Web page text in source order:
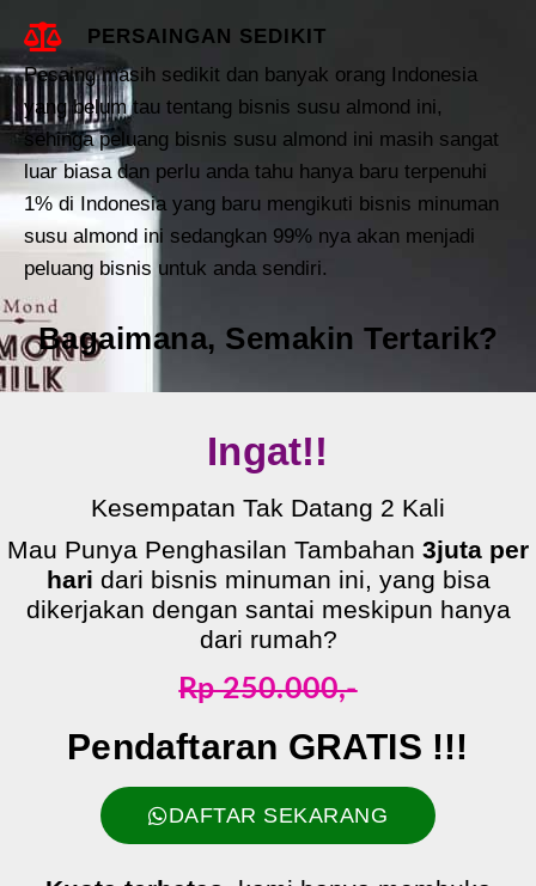
PERSAINGAN SEDIKIT
Pesaing masih sedikit dan banyak orang Indonesia
yang belum tau tentang bisnis susu almond ini,
sehinga peluang bisnis susu almond ini masih sangat
luar biasa dan perlu anda tahu hanya baru terpenuhi
1% di Indonesia yang baru mengikuti bisnis minuman
susu almond ini sedangkan 99% nya akan menjadi
peluang bisnis untuk anda sendiri.
Bagaimana, Semakin Tertarik?
Ingat!!
Kesempatan Tak Datang 2 Kali
Mau Punya Penghasilan Tambahan 3juta per
hari dari bisnis minuman ini, yang bisa
dikerjakan dengan santai meskipun hanya
dari rumah?
Rp 250.000,-
Pendaftaran GRATIS !!!
DAFTAR SEKARANG